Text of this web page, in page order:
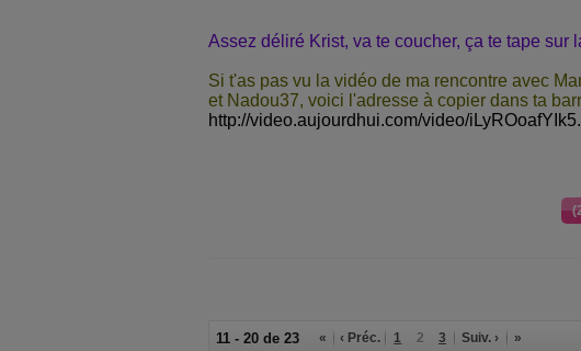
Assez déliré Krist, va te coucher, ça te tape sur
Si t'as pas vu la vidéo de ma rencontre avec
et Nadou37, voici l'adresse à copier dans ta
http://video.aujourdhui.com/video/
11 - 20 de 23 « ‹ Préc. 1 2 3 Suiv. › »